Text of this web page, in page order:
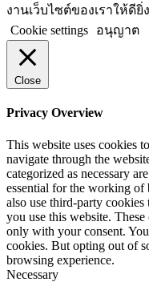
งานเว็บไซต์ของเราให้ดียิ่
Cookie settings
อนุญาต
Close
Privacy Overview
This website uses cookies
navigate through the
categorized as necessary
essential for the working of
also use third-party
you use this website.
only with your consent.
cookies. But opting out of
browsing experience.
Necessary